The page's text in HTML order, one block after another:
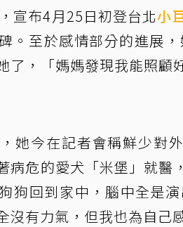
，宣布4月25日初登台北小
。至於感情部分的進展
了，「媽媽發現我能照
她今在記者會稱鮮少對
病危的愛犬「米堡」就
狗回到家中，腦中全是
沒有力氣，但我也為自